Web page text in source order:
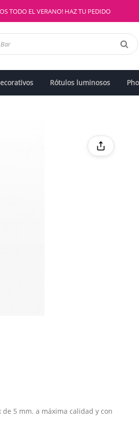
TODO EL VERANO! HAZ TU PEDIDO
Rótulos luminosos
de 5 mm. a máxima calidad y con